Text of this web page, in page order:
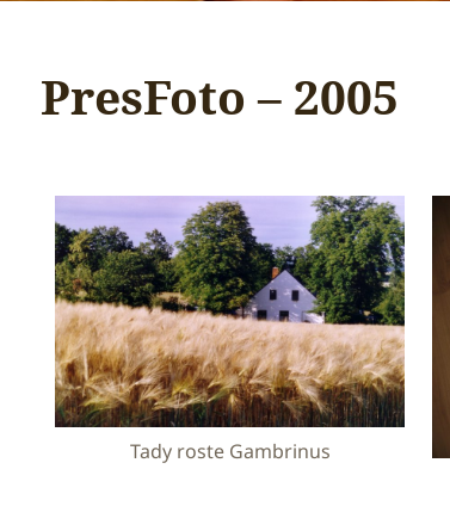
PresFoto – 2005
Tady roste Gambrinus